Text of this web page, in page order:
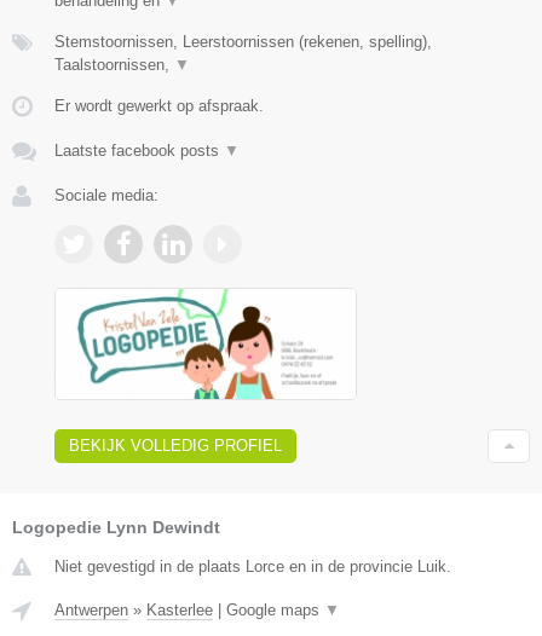
Stemstoornissen, Leerstoornissen (rekenen, spelling),
Taalstoornissen,
▼
Er wordt gewerkt op afspraak.
Laatste facebook posts ▼
Sociale media:
BEKIJK VOLLEDIG PROFIEL
Logopedie Lynn Dewindt
Niet gevestigd in de plaats Lorce en in de provincie Luik.
Antwerpen » Kasterlee Google maps ▼